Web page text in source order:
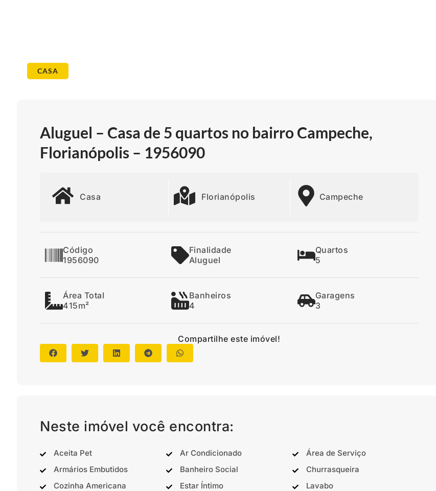
CASA
Aluguel – Casa de 5 quartos no bairro Campeche,
Florianópolis – 1956090
Casa Florianópolis Campeche
Código
1956090
Finalidade
Aluguel
Quartos
5
Área Total
415m²
Banheiros
4
Garagens
3
Compartilhe este imóvel!
Neste imóvel você encontra:
Aceita Pet Ar Condicionado
Área de Serviço
Armários Embutidos
Banheiro Social
Churrasqueira
Cozinha Americana
Estar Íntimo
Lavabo